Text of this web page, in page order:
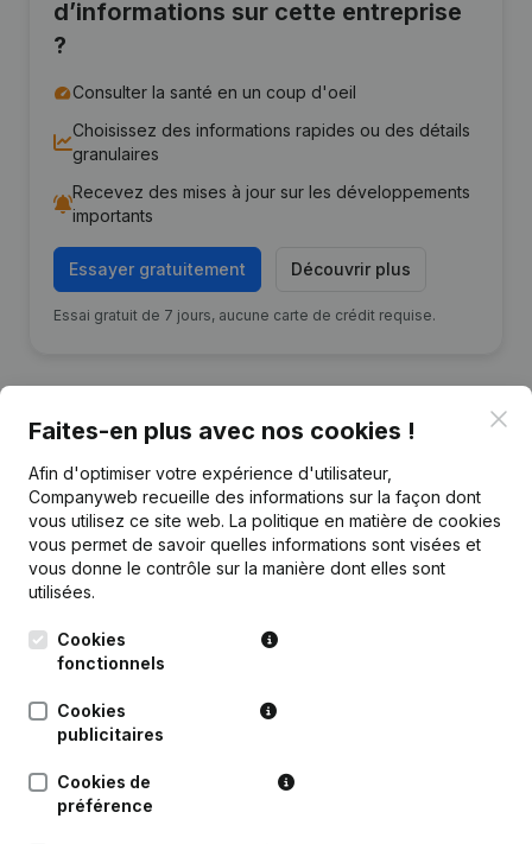
d’informations sur cette entreprise
?
Consulter la santé en un coup d'oeil
Choisissez des informations rapides ou des détails
granulaires
Recevez des mises à jour sur les développements
importants
Essayer gratuitement Découvrir plus
Essai gratuit de 7 jours, aucune carte de crédit requise.
Publicationsde JB
Date Publication
Succursale, etc...)
Questions fréquemment posées
Faites-en plus avec nos cookies !
Afin d'optimiser votre expérience d'utilisateur,
Companyweb recueille des informations sur la façon dont
vous utilisez ce site web. La politique en matière de cookies
vous permet de savoir quelles informations sont visées et
vous donne le contrôle sur la manière dont elles sont
utilisées.
Cookies
fonctionnels
Cookies
publicitaires
Cookies de
préférence